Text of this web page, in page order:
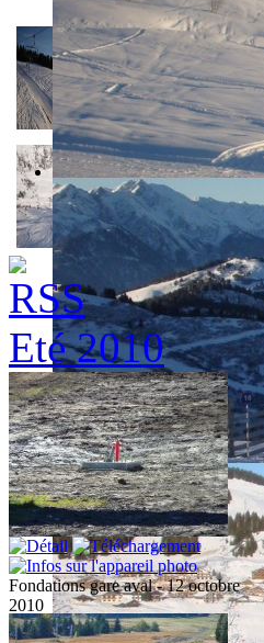
Eté 2010
Fondations gare aval - 12 octobre
2010